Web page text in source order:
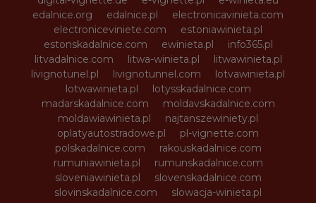
edalnice.org
edalnice.pl
electronicavinieta.com
electroniceviniete.com
estoniawinieta.pl
estonskadalnice.com
ewinieta.pl
info365.pl
litvadalnice.com
litwa-winieta.pl
litwawinieta.pl
livignotunel.pl
livignotunnel.com
lotvawinieta.pl
lotwawinieta.pl
lotysskadalnice.com
madarskadalnice.com
moldavskadalnice.com
moldawiawinieta.pl
najtanszewiniety.pl
oplatyautostradowe.pl
pl-vignette.com
polskadalnice.com
rakouskadalnice.com
rumuniawinieta.pl
rumunskadalnice.com
sloveniawinieta.pl
slovenskadalnice.com
slovinskadalnice.com
slowacja-winieta.pl